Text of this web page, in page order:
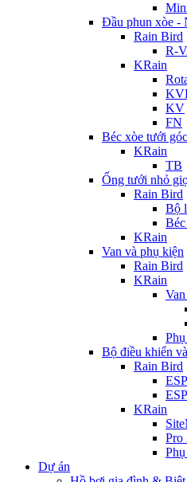
Đầu phun xòe -
Rain Bird
R-
KRain
KV
FN
Béc xòe tưới
KRain
TB
Ống tưới nhỏ
Rain Bird
Bộ
KRain
Van và phụ kiện
Rain Bird
KRain
Bộ điều khiển
Rain Bird
KRain
Pro
Dự án